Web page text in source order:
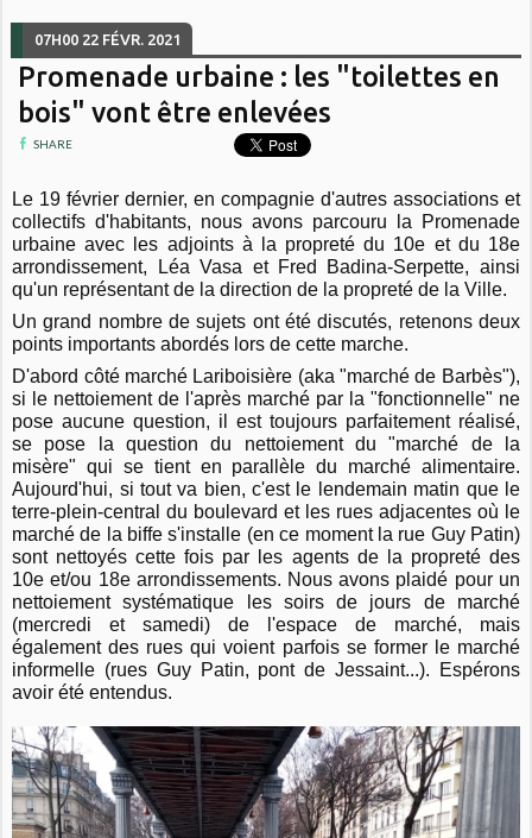
07H00 22 FÉVR. 2021
Promenade urbaine : les "toilettes en
bois" vont être enlevées
SHARE
Le 19 février dernier, en compagnie d'autres associations et
collectifs d'habitants, nous avons parcouru la Promenade
urbaine avec les adjoints à la propreté du 10e et du 18e
arrondissement, Léa Vasa et Fred Badina-Serpette, ainsi
qu'un représentant de la direction de la propreté de la Ville.
Un grand nombre de sujets ont été discutés, retenons deux
points importants abordés lors de cette marche.
D'abord côté marché Lariboisière (aka "marché de Barbès"),
si le nettoiement de l'après marché par la "fonctionnelle" ne
pose aucune question, il est toujours parfaitement réalisé,
se pose la question du nettoiement du "marché de la
misère" qui se tient en parallèle du marché alimentaire.
Aujourd'hui, si tout va bien, c'est le lendemain matin que le
terre-plein-central du boulevard et les rues adjacentes où le
marché de la biffe s'installe (en ce moment la rue Guy Patin)
sont nettoyés cette fois par les agents de la propreté des
10e et/ou 18e arrondissements. Nous avons plaidé pour un
nettoiement systématique les soirs de jours de marché
(mercredi et samedi) de l'espace de marché, mais
également des rues qui voient parfois se former le marché
informelle (rues Guy Patin, pont de Jessaint...). Espérons
avoir été entendus.